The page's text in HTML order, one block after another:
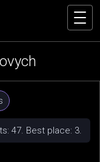
47. Best place: 3.